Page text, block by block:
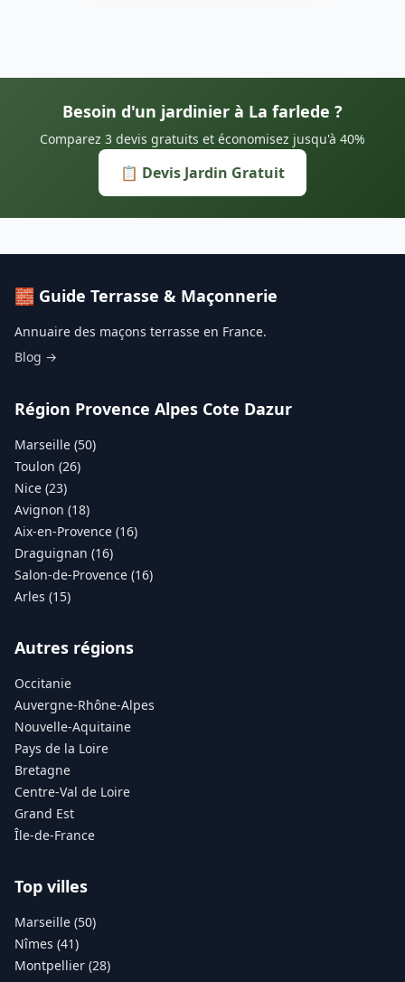
Besoin d'un jardinier à La farlede ?
Comparez 3 devis gratuits et économisez jusqu'à 40%
📋 Devis Jardin Gratuit
🧱 Guide Terrasse & Maçonnerie
Annuaire des maçons terrasse en France.
Blog →
Région Provence Alpes Cote Dazur
Marseille (50)
Toulon (26)
Nice (23)
Avignon (18)
Aix-en-Provence (16)
Draguignan (16)
Salon-de-Provence (16)
Arles (15)
Autres régions
Occitanie
Auvergne-Rhône-Alpes
Nouvelle-Aquitaine
Pays de la Loire
Bretagne
Centre-Val de Loire
Grand Est
Île-de-France
Top villes
Marseille (50)
Nîmes (41)
Montpellier (28)